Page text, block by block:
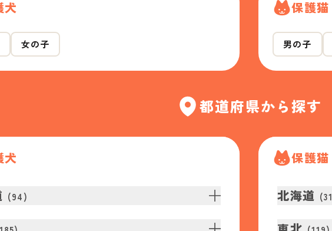
犬
女の子
保護猫
男の子
都道府県から探す
犬
(94)
保護猫
北海道 (31